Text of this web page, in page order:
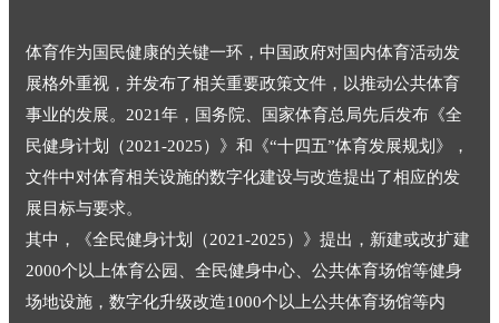
体育作为国民健康的关键一环，中国政府对国内体育活动发
展格外重视，并发布了相关重要政策文件，以推动公共体育
事业的发展。2021年，国务院、国家体育总局先后发布《全
民健身计划（2021-2025）》和《“十四五”体育发展规划》，
文件中对体育相关设施的数字化建设与改造提出了相应的发
展目标与要求。
其中，《全民健身计划（2021-2025）》提出，新建或改扩建
2000个以上体育公园、全民健身中心、公共体育场馆等健身
场地设施，数字化升级改造1000个以上公共体育场馆等内